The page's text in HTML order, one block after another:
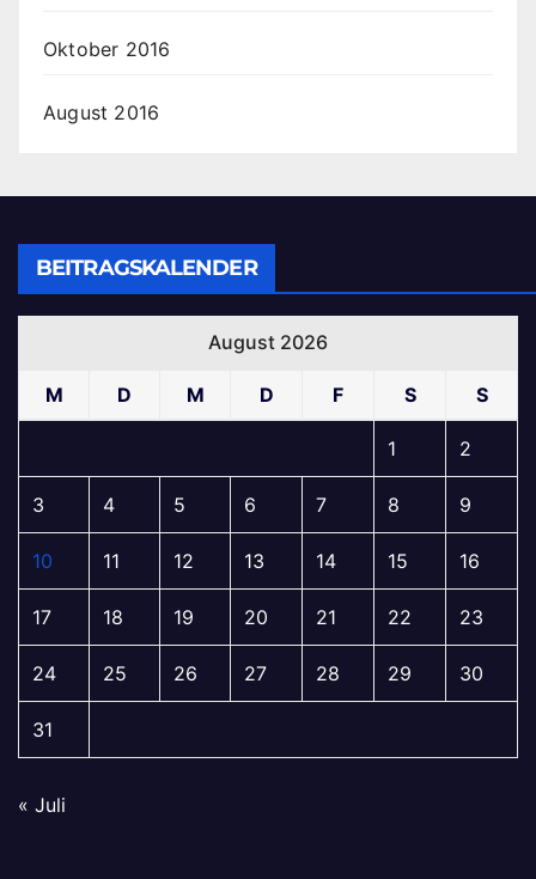
Oktober 2016
August 2016
BEITRAGSKALENDER
August 2026
M D M D F S S
1 2
3 4 5 6 7 8 9
10 11 12 13 14 15 16
17 18 19 20 21 22 23
24 25 26 27 28 29 30
31
« Juli